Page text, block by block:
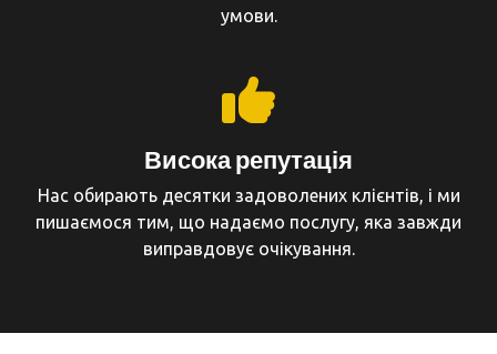
умови.
Висока репутація
Нас обирають десятки задоволених клієнтів, і ми
пишаємося тим, що надаємо послугу, яка завжди
виправдовує очікування.